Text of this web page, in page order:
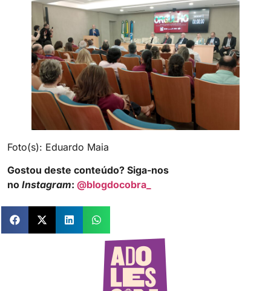
Foto(s): Eduardo Maia
Gostou deste conteúdo? Siga-nos
no Instagram: @blogdocobra_